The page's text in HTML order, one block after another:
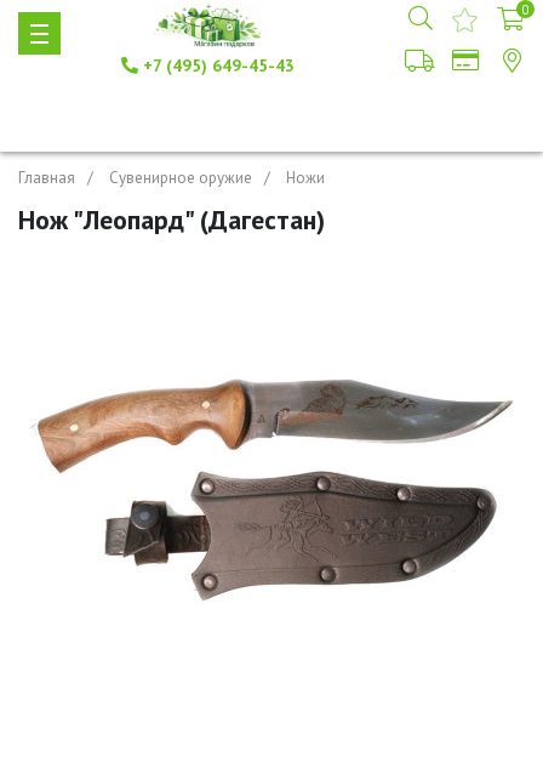
+7 (495) 649-45-43
0
Главная Сувенирное оружие Ножи
Нож "Леопард" (Дагестан)